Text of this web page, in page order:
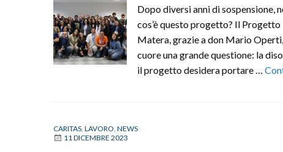
Dopo diversi anni di
cos’è questo progetto? Il
Matera, grazie a don Mario
cuore una grande questione: la
il progetto desidera portare …
CARITAS LAVORO NEWS
11 DICEMBRE 2023